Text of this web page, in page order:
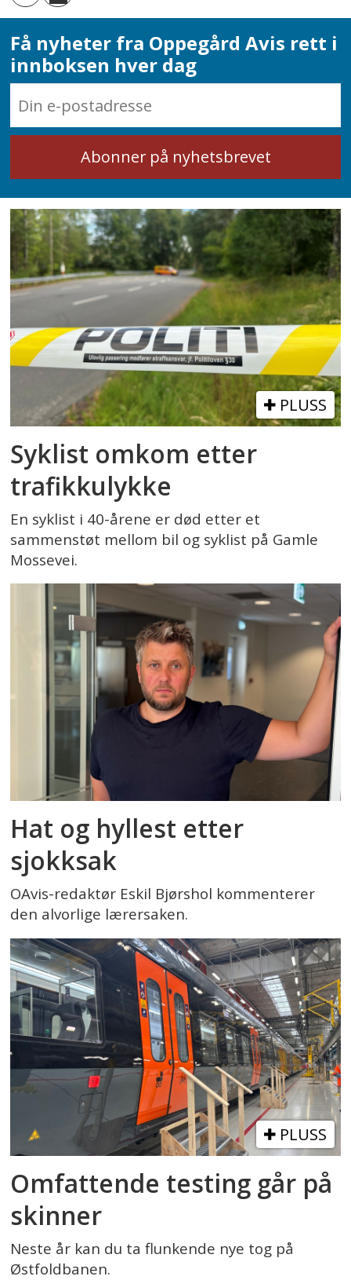
Få nyheter fra Oppegård Avis rett i
innboksen hver dag
PLUSS
Syklist omkom etter
trafikkulykke
En syklist i 40-årene er død etter et
sammenstøt mellom bil og syklist på Gamle
Mossevei.
Hat og hyllest etter
sjokksak
OAvis-redaktør Eskil Bjørshol kommenterer
den alvorlige lærersaken.
PLUSS
Omfattende testing går på
skinner
Neste år kan du ta flunkende nye tog på
Østfoldbanen.